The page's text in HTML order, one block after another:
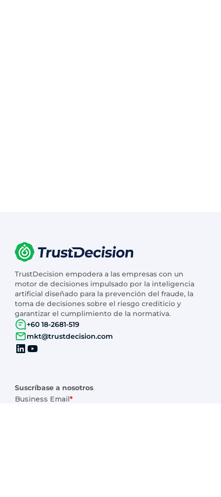
TrustDecision empodera a las empresas con un
motor de decisiones impulsado por la inteligencia
artificial diseñado para la prevención del fraude, la
toma de decisiones sobre el riesgo crediticio y
garantizar el cumplimiento de la normativa.
+60 18-2681-519
mkt@trustdecision.com
Suscríbase a nosotros